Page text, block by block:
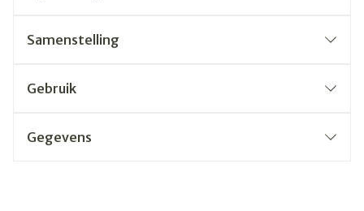
Samenstelling
Gebruik
Gegevens